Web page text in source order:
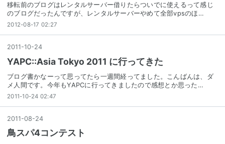
移転前のブログはレンタルサーバー借りたらついでに使えるって感じ
のブログだったんですが、レンタルサーバーやめて全部vpsのほ…
2012-08-17 02:27
2011 -10-24
YAPC::Asia Tokyo 2011 に行ってきた
ブログ書かなーって思ってたら一週間経ってました。こんばんは、ダ
メ人間です。今年もYAPCに行ってきましたので感想とか思った…
2011-10-24 02:47
2011-08-24
鳥スパ4コンテスト